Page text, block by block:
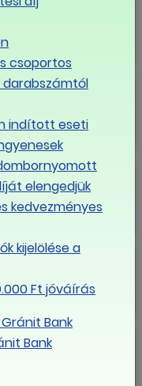
csoportos
darabszámtól
indított eseti
elengedjük
kedvezményes
kijelölése a
Ft jóváírás
Bank
Bank